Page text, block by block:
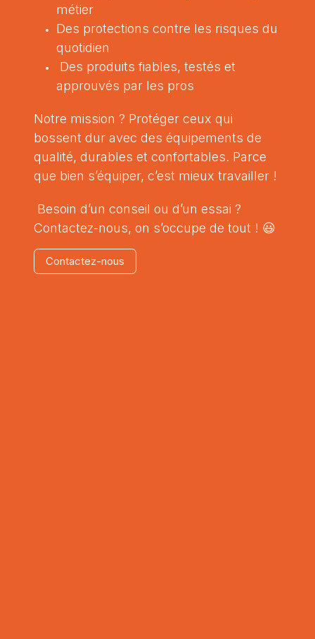
métier
Des protections contre les risques du
quotidien
Des produits fiables, testés et
approuvés par les pros
Notre mission ? Protéger ceux qui
bossent dur avec des équipements de
qualité, durables et confortables. Parce
que bien s’équiper, c’est mieux travailler !
Besoin d’un conseil ou d’un essai ?
Contactez-nous, on s’occupe de tout ! 😃
Contactez​-n​ous